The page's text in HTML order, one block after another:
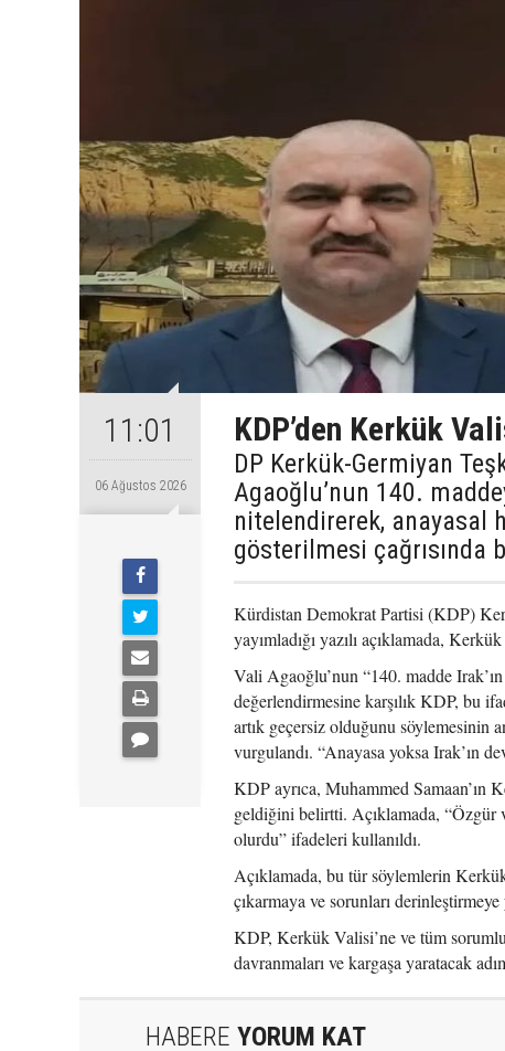
11:01
06 Ağustos 2026
KDP’den Kerkük
DP Kerkük-Germiyan
Agaoğlu’nun 140.
nitelendirerek, anayasal
gösterilmesi çağrısında
Kürdistan Demokrat Partisi (KDP)
yayımladığı yazılı açıklamada,
Vali Agaoğlu’nun “140. madde
değerlendirmesine karşılık KDP, bu
artık geçersiz olduğunu söylemesinin
vurgulandı. “Anayasa yoksa Irak’ın
KDP ayrıca, Muhammed Samaan’ın
geldiğini belirtti. Açıklamada, “Özgür
olurdu” ifadeleri kullanıldı.
Açıklamada, bu tür söylemlerin
çıkarmaya ve sorunları
KDP, Kerkük Valisi’ne ve tüm
davranmaları ve kargaşa yaratacak
HABERE YORUM KAT